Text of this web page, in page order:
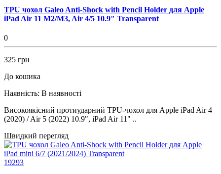
TPU чохол Galeo Anti-Shock with Pencil Holder для Apple
iPad Air 11 M2/M3, Air 4/5 10.9" Transparent
0
325 грн
До кошика
Наявність: В наявності
Високоякісний протиударний TPU-чохол для Apple iPad Air 4
(2020) / Air 5 (2022) 10.9", iPad Air 11" ..
Швидкий перегляд
19293